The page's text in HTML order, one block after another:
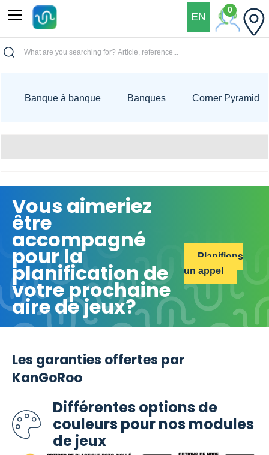
Banque à banque Banques Corner Pyramid
Vous aimeriez
être
accompagné
pour la
planification de
votre prochaine
aire de jeux?
Planifions
un appel
Les garanties offertes par
KanGoRoo
Différentes options de
couleurs pour nos modules
de jeux